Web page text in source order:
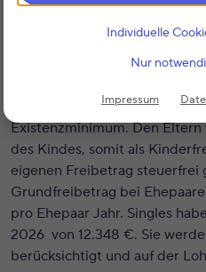
Individuelle
Nur
Impressum
Kinderlose ab 23 Jahren
Kinderfreibeträge
Freibeträge sind steuerfrei
Existenzminimum. Den
des Kindes, somit als
eigenen Freibetrag
Grundfreibetrag bei
pro Ehepaar Jahr. Singles
2026 von 12.348 €. Sie
berücksichtigt und auf der